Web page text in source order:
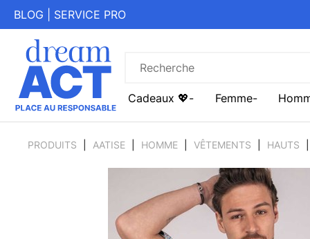
BLOG SERVICE PRO
Cadeaux 💖 Femme
PRODUITS AATISE HOMME VÊTEMENTS HAUTS